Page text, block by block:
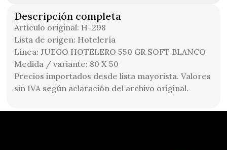
Descripción completa
Artículo original: H-298
Lista de origen: Hotelería
Línea: JUEGO HOTELERO 550 GR SOFT BLANCO
Medida / variante: 80 X 50
Precios importados desde lista mayorista. Valores
sin IVA según aclaración del archivo original.